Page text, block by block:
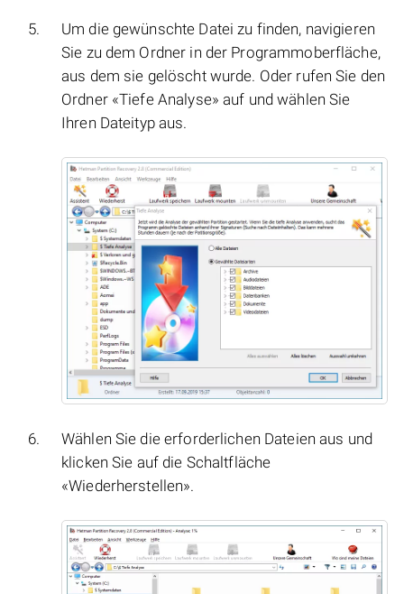
Um die gewünschte Datei zu finden, navigieren
Sie zu dem Ordner in der Programmoberfläche,
aus dem sie gelöscht wurde. Oder rufen Sie den
Ordner «Tiefe Analyse» auf und wählen Sie
Ihren Dateityp aus.
Wählen Sie die erforderlichen Dateien aus und
klicken Sie auf die Schaltfläche
«Wiederherstellen».